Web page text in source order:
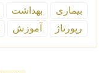
بیماری بهداشت
رپورتاژ
آموزش